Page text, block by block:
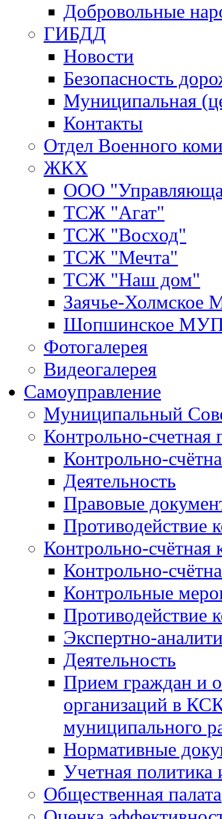
Добровольные
ГИБДД
Новости
Безопасность
Муниципальная
Контакты
Отдел Военного
ЖКХ
ООО
ТСЖ "Агат"
ТСЖ "Восход"
ТСЖ "Мечта"
ТСЖ "Наш дом"
Заячье-
Шопшинское
Фотогалерея
Видеогалерея
Самоуправление
Муниципальный
Контрольно-счетная
Контрольно-
Деятельность
Правовые
Противодействие
Контрольно-счётная
Контрольно-
Контрольные
Противодействие
Экспертно-
Деятельность
Прием граждан и
организаций в
муниципального
Нормативные
Учетная политика
Общественная палата